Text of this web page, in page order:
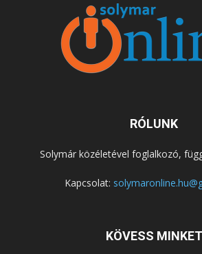
RÓLUNK
Solymár közéletével foglalkozó,
Kapcsolat:
KÖVESS MINKET